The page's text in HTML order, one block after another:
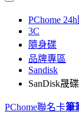
PChome
3C
隨身碟
品牌專區
Sandisk
SanDisk晟
PChome聯名卡筆